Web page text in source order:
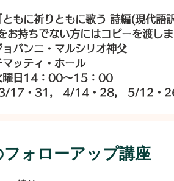
もに祈りともに歌う 詩編(現代語
ちでない方にはコピーを渡しま
ンニ・マルシリオ神父
ッティ・ホール
日14：00～15：00
31, 4/14・28, 5/12・26,
フォローアップ講座